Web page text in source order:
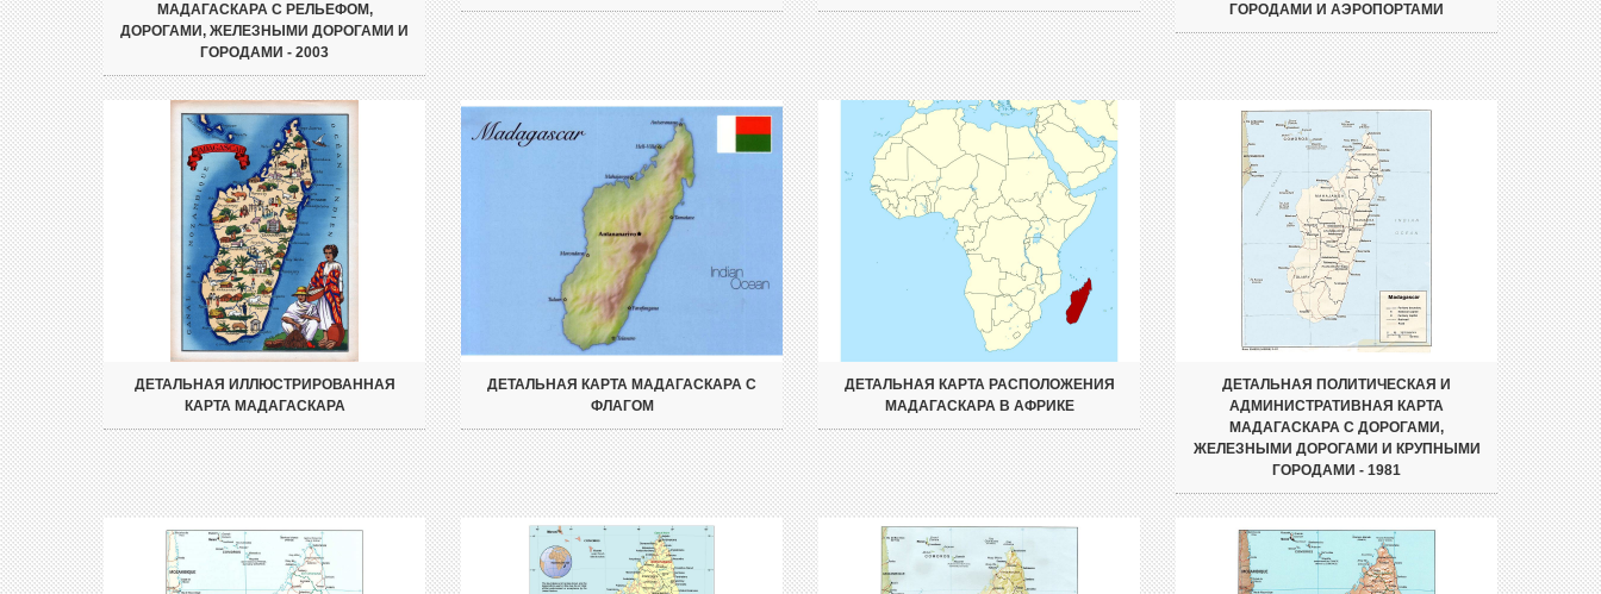
МАДАГАСКАРА С РЕЛЬЕФОМ,
ДОРОГАМИ, ЖЕЛЕЗНЫМИ ДОРОГАМИ И
ГОРОДАМИ - 2003
ГОРОДАМИ И АЭРОПОРТАМИ
ДЕТАЛЬНАЯ ИЛЛЮСТРИРОВАННАЯ
КАРТА МАДАГАСКАРА
ДЕТАЛЬНАЯ КАРТА МАДАГАСКАРА С
ФЛАГОМ
ДЕТАЛЬНАЯ КАРТА РАСПОЛОЖЕНИЯ
МАДАГАСКАРА В АФРИКЕ
ДЕТАЛЬНАЯ ПОЛИТИЧЕСКАЯ И
АДМИНИСТРАТИВНАЯ КАРТА
МАДАГАСКАРА С ДОРОГАМИ,
ЖЕЛЕЗНЫМИ ДОРОГАМИ И КРУПНЫМИ
ГОРОДАМИ - 1981